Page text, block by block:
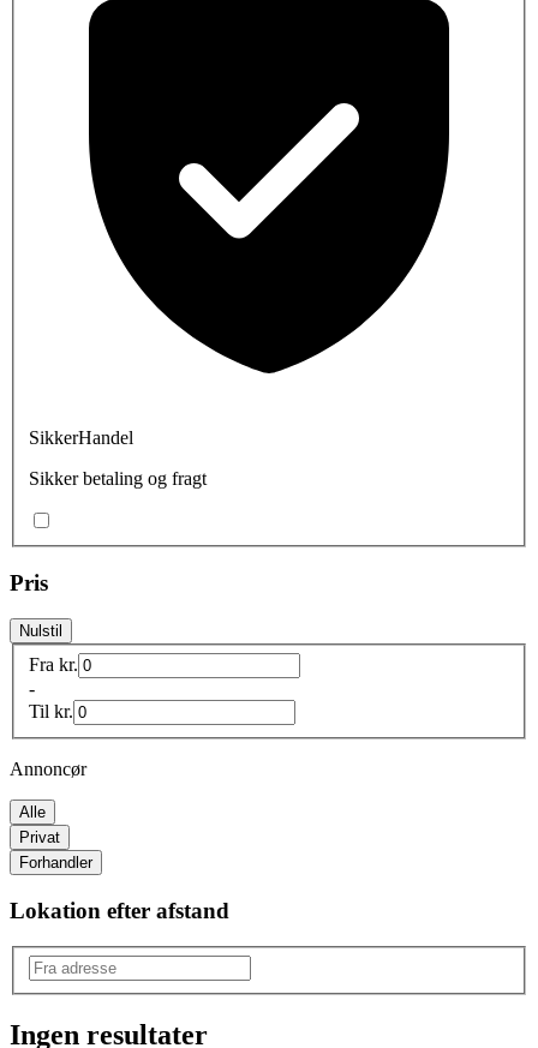
SikkerHandel
Sikker betaling og fragt
Pris
Nulstil
Fra kr.
-
Til kr.
Annoncør
Alle
Privat
Forhandler
Lokation efter afstand
Ingen resultater